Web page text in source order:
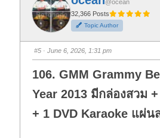
r
t
h
u
m
d
o
n
.
t
h
u
m
u
p
@ocean
32,366 Posts
Topic Author
#5 · June 6, 2026, 1:31 pm
106. GMM Grammy
Year 2013 มีกล่องสวม
+ 1 DVD Karaoke แผ่น